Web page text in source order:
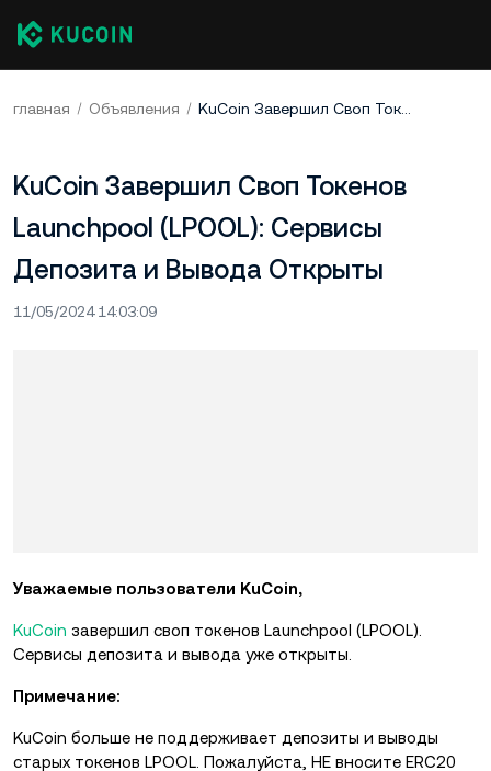
главная Объявления KuCoin Завершил Своп Токенов Launchpool (LPOOL): Сервисы Депозита и Вывода Открыты
KuCoin Завершил Своп Токенов
Launchpool (LPOOL): Сервисы
Депозита и Вывода Открыты
11/05/2024 14:03:09
Уважаемые пользователи KuCoin,
KuCoin завершил cвоп токенов Launchpool (LPOOL).
Сервисы депозита и вывода уже открыты.
Примечание:
KuCoin больше не поддерживает депозиты и выводы
старых токенов LPOOL. Пожалуйста, НЕ вносите ERC20